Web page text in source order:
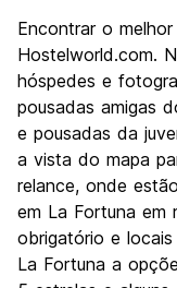
Cultura
Festas / vida
Custo-beneficio
Encontrar o
Hostelworld.com.
hóspedes e
pousadas amigas
e pousadas da
a vista do mapa
relance, onde
em La Fortuna em
obrigatório e
La Fortuna a